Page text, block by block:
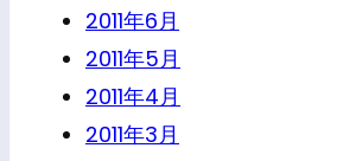
2011年6月
2011年5月
2011年4月
2011年3月